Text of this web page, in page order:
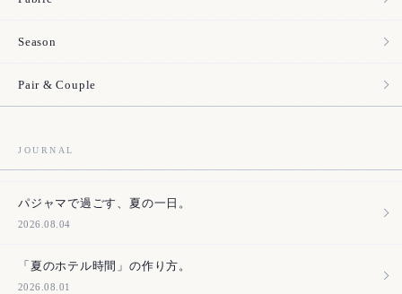
Season
Pair & Couple
JOURNAL
パジャマで過ごす、夏の一日。
2026.08.04
「夏のホテル時間」の作り方。
2026.08.01